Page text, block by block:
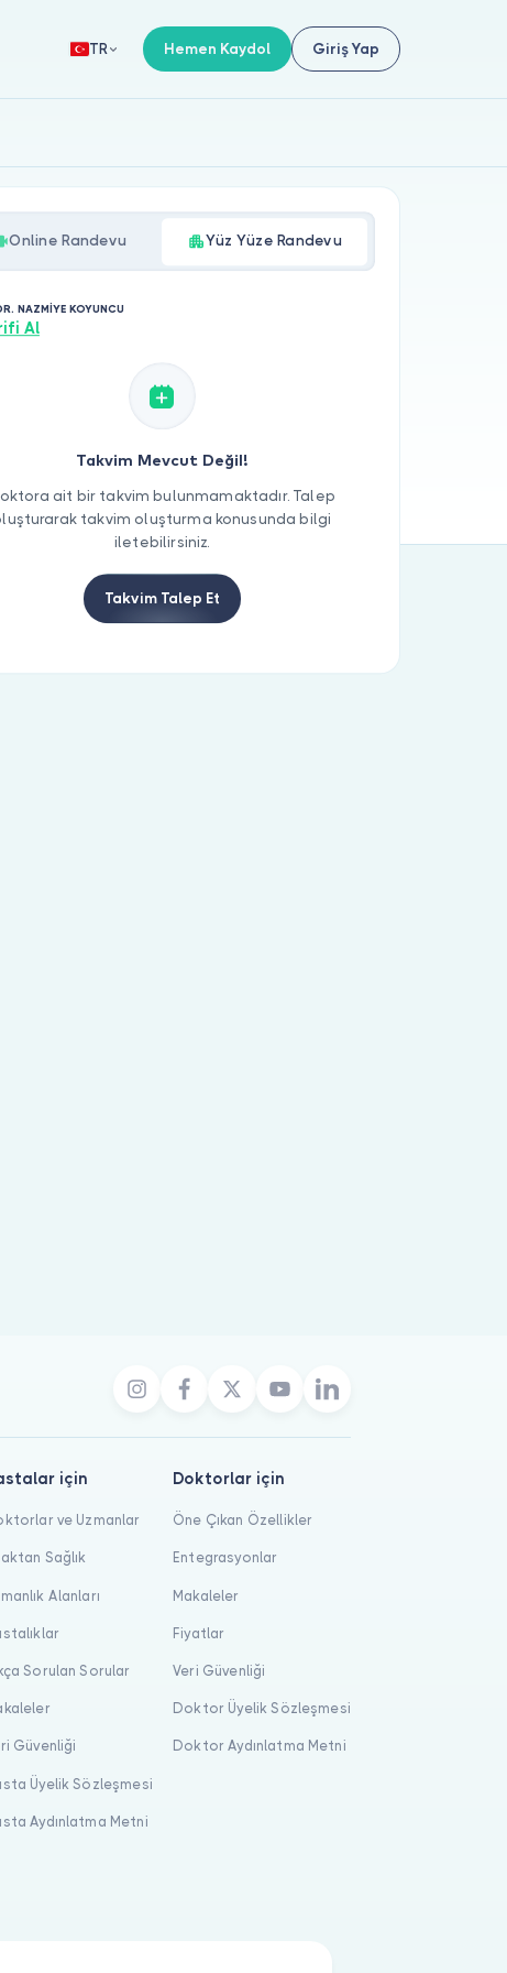
TR Hemen Kaydol Giriş Yap
Online Randevu Yüz Yüze Randevu
NAZMİYE KOYUNCU
Al
Takvim Mevcut Değil!
ait bir takvim bulunmamaktadır. Talep
takvim oluşturma konusunda bilgi
iletebilirsiniz.
Takvim Talep Et
için
ve Uzmanlar
Sağlık
Alanları
Sorulan Sorular
Güvenliği
Üyelik Sözleşmesi
Aydınlatma Metni
Doktorlar için
Öne Çıkan Özellikler
Entegrasyonlar
Makaleler
Fiyatlar
Veri Güvenliği
Doktor Üyelik Sözleşmesi
Doktor Aydınlatma Metni